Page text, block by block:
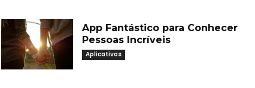
App Fantástico para Conhecer
Pessoas Incríveis
Aplicativos